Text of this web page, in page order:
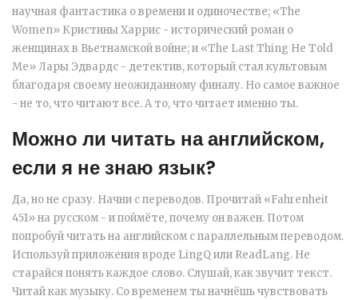
научная фантастика о времени и одиночестве; «The
Women» Кристины Харрис - исторический роман о
женщинах в Вьетнамской войне; и «The Last Thing He Told
Me» Лары Эдвардс - детектив, который стал культовым
благодаря своему неожиданному финалу. Но самое важное
- не то, что читают все. А то, что читает именно ты.
Можно ли читать на английском,
если я не знаю язык?
Да, но не сразу. Начни с переводов. Прочитай «Fahrenheit
451» на русском - и поймёте, почему он важен. Потом
попробуй читать на английском с параллельным переводом.
Используй приложения вроде LingQ или ReadLang. Не
старайся понять каждое слово. Слушай, как звучит текст.
Читай как музыку. Со временем ты начнёшь чувствовать